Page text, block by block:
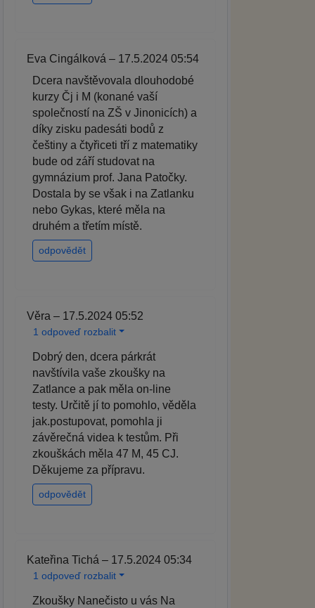
Eva Cingálková – 17.5.2024 05:54
Dcera navštěvovala dlouhodobé
kurzy Čj i M (konané vaší
společností na ZŠ v Jinonicích) a
díky zisku padesáti bodů z
češtiny a čtyřiceti tří z matematiky
bude od září studovat na
gymnázium prof. Jana Patočky.
Dostala by se však i na Zatlanku
nebo Gykas, které měla na
druhém a třetím místě.
odpovědět
Věra – 17.5.2024 05:52
1 odpoveď rozbalit
Dobrý den, dcera párkrát
navštívila vaše zkoušky na
Zatlance a pak měla on-line
testy. Určitě jí to pomohlo, věděla
jak.postupovat, pomohla ji
závěrečná videa k testům. Při
zkouškách měla 47 M, 45 CJ.
Děkujeme za přípravu.
odpovědět
Kateřina Tichá – 17.5.2024 05:34
1 odpoveď rozbalit
Zkoušky Nanečisto u vás Na